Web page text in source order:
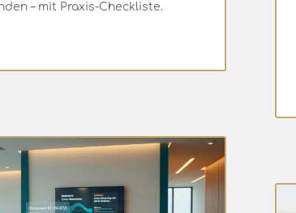
– mit Praxis-Checkliste.